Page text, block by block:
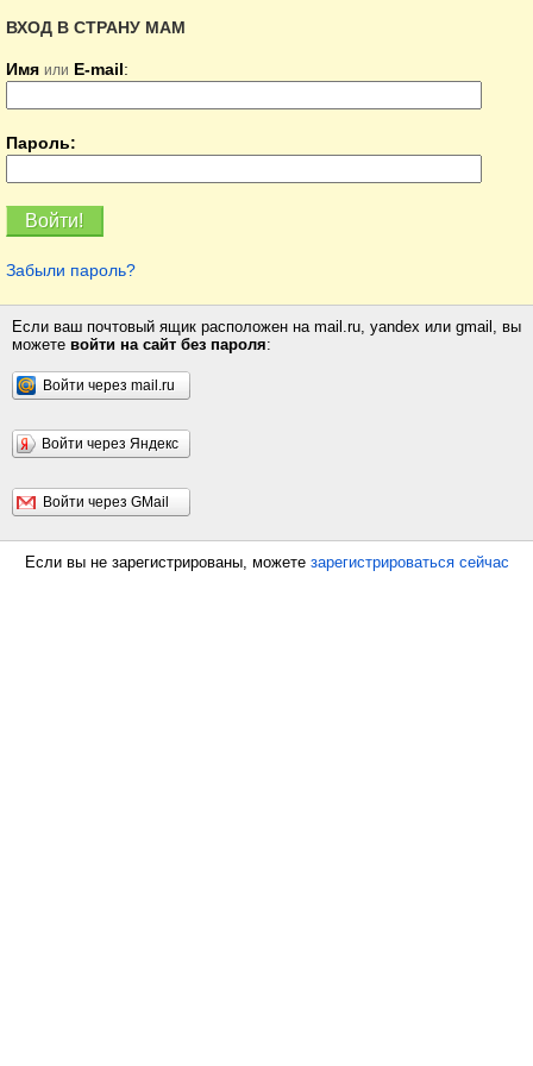
ВХОД В СТРАНУ МАМ
Имя или E-mail:
Пароль:
Забыли пароль?
Если ваш почтовый ящик расположен на mail.ru, yandex или gmail, вы
можете войти на сайт без пароля:
Войти через mail.ru
Войти через Яндекс
Войти через GMail
Если вы не зарегистрированы, можете зарегистрироваться сейчас